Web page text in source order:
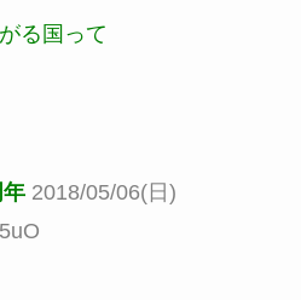
る国って
2018/05/06(日)